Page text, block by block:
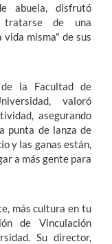
abuela, disfrutó
tratarse de una
misma" de sus
de la Facultad de
valoró
asegurando
punta de lanza de
y las ganas están,
a más gente para
más cultura en tu
de Vinculación
Su director,